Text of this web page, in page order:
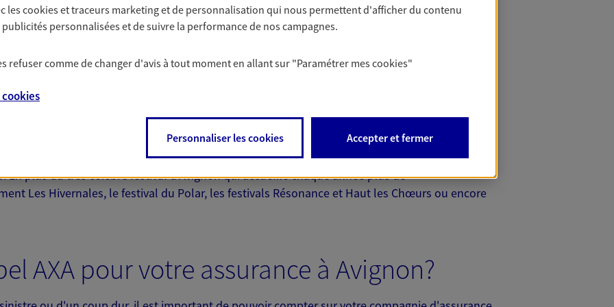
NOUS CONTACTER
gratuits :
rue Joseph Vernet;
En plus du très célèbre festival d'Avignon qui accueille chaque année plus de
Les Hivernales, le festival du Polar, les festivals Résonance et Haut les Chœurs ou encore
AXA pour votre assurance à Avignon?
lescookies et traceurs marketing et de personnalisation qui nous permettent d'afficher du contenu
personnalisées et de suivre la performance de nos campagnes.
refuser comme de changer d'avis à tout moment en allant sur "Paramétrer mescookies"
cookies
Personnaliser les cookies Accepter et fermer